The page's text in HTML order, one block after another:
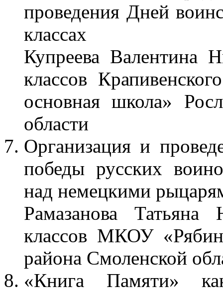
проведения Дней
классах
Купреева Валентина
классов
основная школа»
области
Организация и
победы русских
над немецкими
Рамазанова Татьяна
классов МКОУ
района Смоленской
«Книга Памяти»